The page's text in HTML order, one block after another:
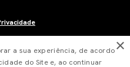
×
a sua experiência, de acordo
do Site e, ao continuar